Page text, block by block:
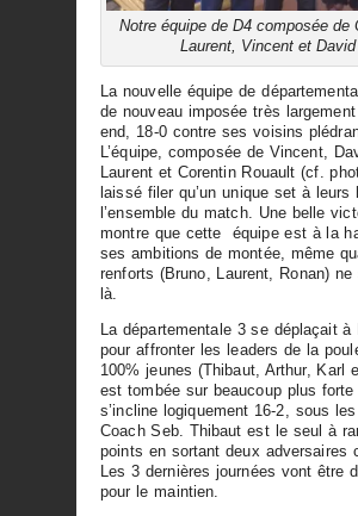
Notre équipe de D4 composée de
Laurent, Vincent et David
La nouvelle équipe de
de nouveau imposée très
end, 18-0 contre ses voisins
L’équipe, composée de Vincent,
Laurent et Corentin Rouault (cf.
laissé filer qu’un unique set à leurs
l’ensemble du match. Une belle
montre que cette équipe est à la
ses ambitions de montée, même
renforts (Bruno, Laurent, Ronan) ne
là.
La départementale 3 se déplaçait à
pour affronter les leaders de la
100% jeunes (Thibaut, Arthur, Karl
est tombée sur beaucoup plus forte
s’incline logiquement 16-2, sous
Coach Seb. Thibaut est le seul à
points en sortant deux adversaires
Les 3 dernières journées vont être
pour le maintien.